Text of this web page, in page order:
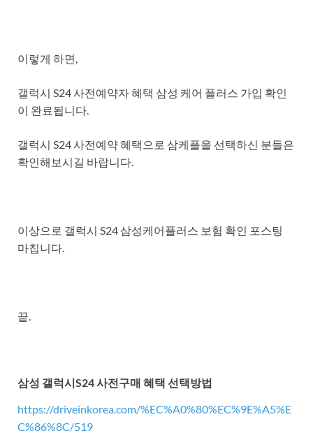
이렇게 하면,
갤럭시 S24 사전예약자 혜택 삼성 케어 플러스 가입 확인
이 완료됩니다.
갤럭시 S24 사전예약 혜택으로 삼케플을 선택하신 분들은
확인해보시길 바랍니다.
이상으로 갤럭시 S24 삼성케어플러스 보험 확인 포스팅
마칩니다.
끝.
삼성 갤럭시S24 사전구매 혜택 선택방법
https://driveinkorea.com/%EC%A0%80%EC%9E%A5%E
C%86%8C/519